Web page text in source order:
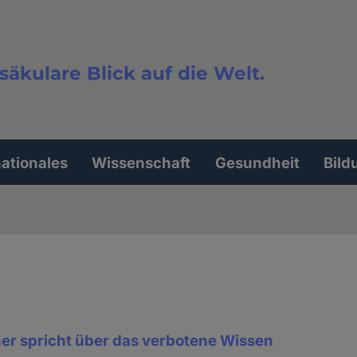
Blick auf die Welt.
Wissenschaft Gesundheit
spricht über das verbotene Wissen